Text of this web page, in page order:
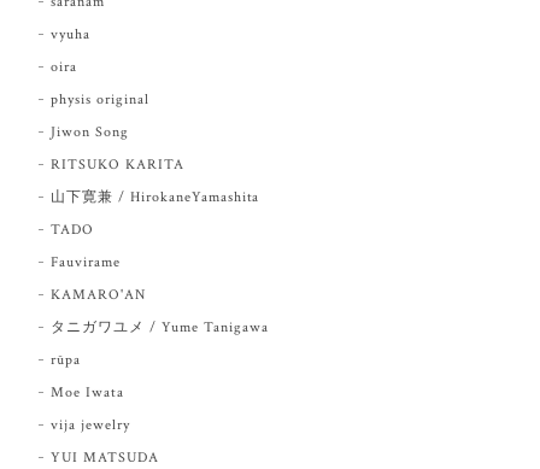
vyuha
oira
physis original
Jiwon Song
RITSUKO KARITA
山下寛兼 / HirokaneYamashita
TADO
Fauvirame
KAMARO'AN
タニガワユメ / Yume Tanigawa
rūpa
Moe Iwata
vija jewelry
YUI MATSUDA